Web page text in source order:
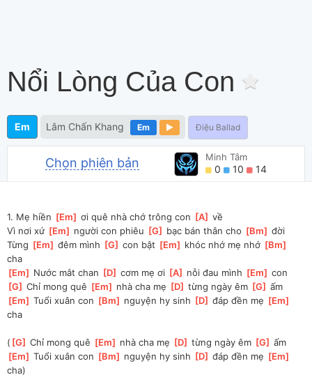
Nổi Lòng Của Con
Em Lâm Chấn Khang Em Điệu Ballad
Chọn phiên bản Minh Tâm
0 10 14
1. Mẹ hiền [Em ] ơi quê nhà chớ trông con [A ] về
Vì nơi xứ [Em người con phiêu [G bạc bán thân cho [Bm ] đời
Từng [Em ] đêm mình [G ] con bật [Em khóc nhớ mẹ nhớ [Bm
cha
[Em Nước mắt chan [D ] cơm mẹ ơi [A nỗi đau mình [Em ] con
[G ] Chỉ mong quê [Em nhà cha mẹ [D ] từng ngày êm [G ] ấm
[Em ] Tuổi xuân con [Bm nguyện hy sinh [D ] đáp đền mẹ [Em
cha
( [G ] Chỉ mong quê [Em nhà cha mẹ [D ] từng ngày êm [G ] ấm
[Em ] Tuổi xuân con [Bm nguyện hy sinh [D ] đáp đền mẹ [Em
cha)